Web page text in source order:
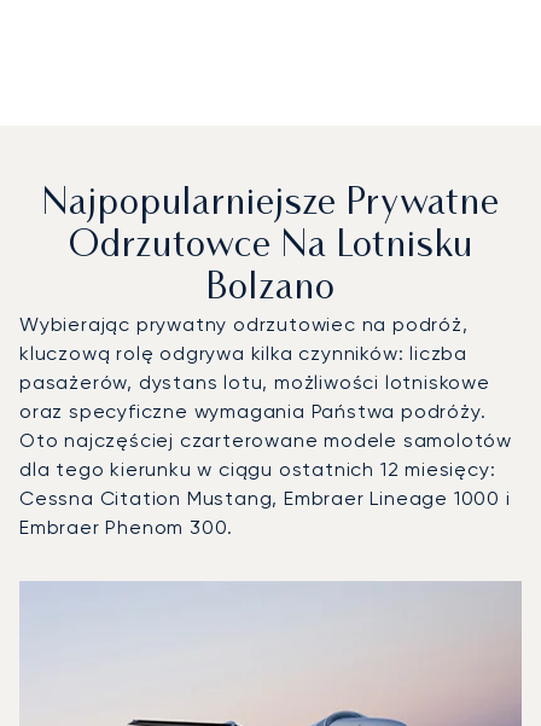
Najpopularniejsze Prywatne
Odrzutowce Na Lotnisku
Bolzano
Wybierając prywatny odrzutowiec na podróż,
kluczową rolę odgrywa kilka czynników: liczba
pasażerów, dystans lotu, możliwości lotniskowe
oraz specyficzne wymagania Państwa podróży.
Oto najczęściej czarterowane modele samolotów
dla tego kierunku w ciągu ostatnich 12 miesięcy:
Cessna Citation Mustang, Embraer Lineage 1000 i
Embraer Phenom 300.